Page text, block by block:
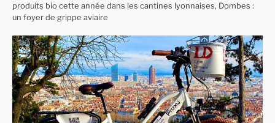
produits bio cette année dans les cantines lyonnaises, Dombes :
un foyer de grippe aviaire